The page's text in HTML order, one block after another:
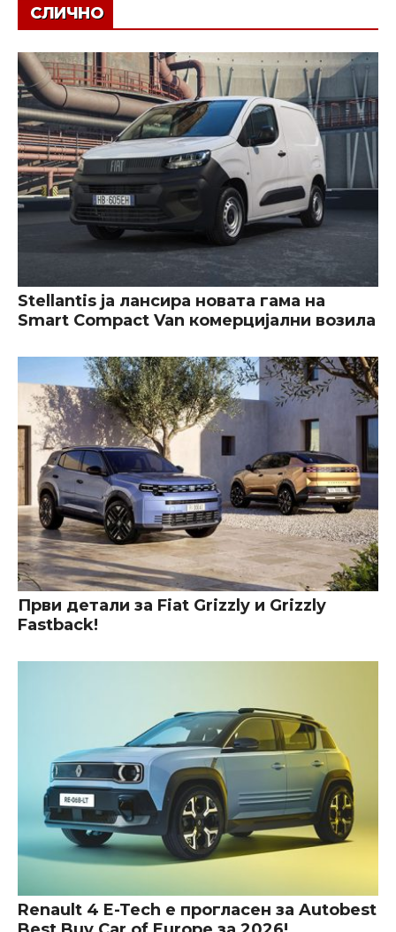
СЛИЧНО
Stellantis ја лансира новата гама на
Smart Compact Van комерцијални возила
Први детали за Fiat Grizzly и Grizzly
Fastback!
Renault 4 E-Tech е прогласен за Autobest